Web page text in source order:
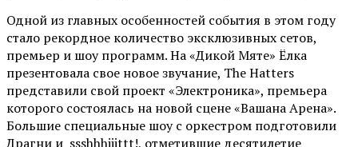
Одной из главных особенностей события в этом году
стало рекордное количество эксклюзивных сетов,
премьер и шоу программ. На «Дикой Мяте» Ёлка
презентовала свое новое звучание, The Hatters
представили свой проект «Электроника», премьера
которого состоялась на новой сцене «Вашана Арена».
Большие специальные шоу с оркестром подготовили
Драгни и ssshhhiiittt!, отметившие десятилетие